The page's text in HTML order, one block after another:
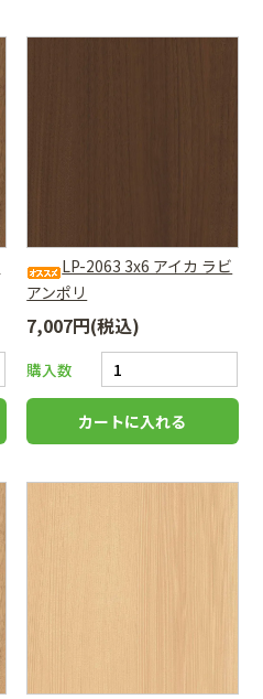
LP-2063 3x6 アイカ ラビ
アンポリ
7,007円(税込)
購入数